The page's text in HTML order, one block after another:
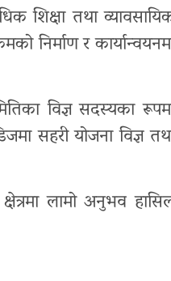
शिक्षा तथा
निर्माण र
विज्ञ सदस्यका
सहरी योजना विज्ञ
लामो अनुभव